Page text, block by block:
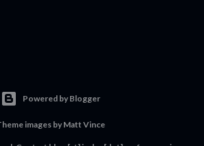
Powered by Blogger
images byMatt Vince